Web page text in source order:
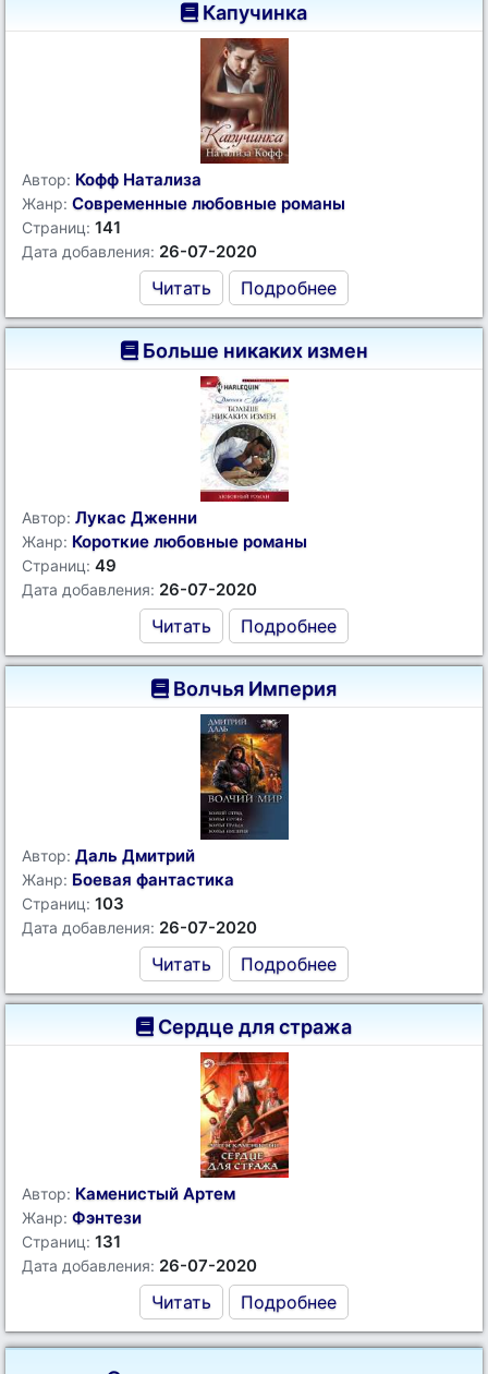
Капучинка
Автор: Кофф Натализа
Жанр: Современные любовные романы
Страниц: 141
Дата добавления: 26-07-2020
Читать Подробнее
Больше никаких измен
Автор: Лукас Дженни
Жанр: Короткие любовные романы
Страниц: 49
Дата добавления: 26-07-2020
Читать Подробнее
Волчья Империя
Автор: Даль Дмитрий
Жанр: Боевая фантастика
Страниц: 103
Дата добавления: 26-07-2020
Читать Подробнее
Сердце для стража
Автор: Каменистый Артем
Жанр: Фэнтези
Страниц: 131
Дата добавления: 26-07-2020
Читать Подробнее